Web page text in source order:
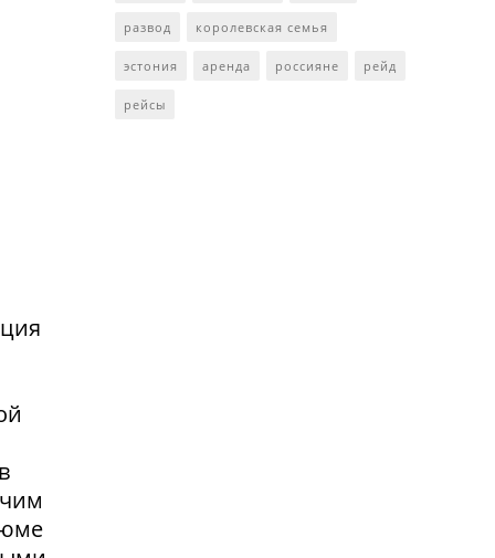
развод королевская семья
эстония аренда россияне рейд
рейсы